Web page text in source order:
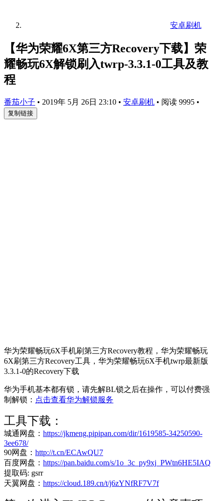
安卓刷机
【华为荣耀6X第三方Recovery下载】荣
耀畅玩6X解锁刷入twrp-3.3.1-0工具及教
程
番茄小子 • 2019年 5月 26日 23:10 • 安卓刷机 • 阅读 9995 •
复制链接
华为荣耀畅玩6X手机刷第三方Recovery教程，华为荣耀畅玩
6X刷第三方Recovery工具，华为荣耀畅玩6X手机twrp最新版
3.3.1-0的Recovery下载
华为手机基本都有锁，请先解BL锁之后在操作，可以付费强
制解锁： 点击查看华为解锁服务
工具下载：
城通网盘： https://jkmeng.pipipan.com/dir/1619585-34250590-
3ee678/
90网盘： http://t.cn/ECAwQU7
百度网盘： https://pan.baidu.com/s/1o_3c_py9xj_PWtn6HE5IAQ
提取码: gsrr
天翼网盘： https://cloud.189.cn/t/j6zYNfRF7V7f